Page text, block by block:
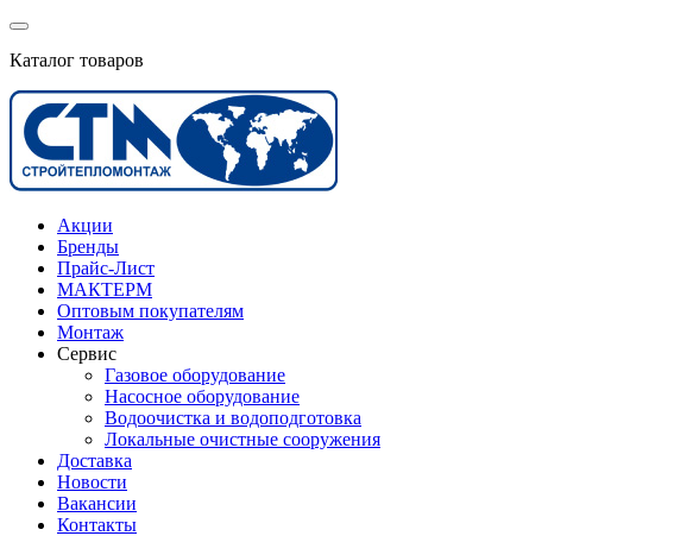
Каталог товаров
Акции
Бренды
Прайс-Лист
МАКТЕРМ
Оптовым покупателям
Монтаж
Сервис
Газовое оборудование
Насосное оборудование
Водоочистка и водоподготовка
Локальные очистные сооружения
Доставка
Новости
Вакансии
Контакты